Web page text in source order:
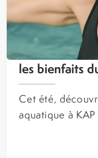
les bienfaits
Cet été,
aquatique à